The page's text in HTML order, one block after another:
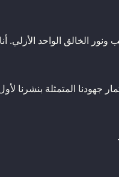
ونور الخالق الواحد الأزلي.
جهودنا المتمثلة بنشرنا